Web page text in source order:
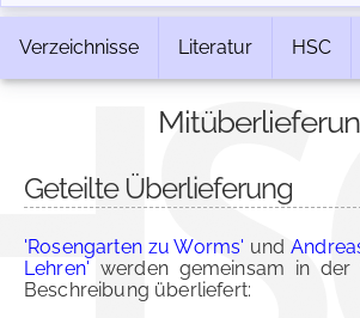
Verzeichnisse Literatur HSC
Geteilte Überlieferung
'Rosengarten zu Worms' und
Lehren' werden gemeinsam in der
Beschreibung überliefert: